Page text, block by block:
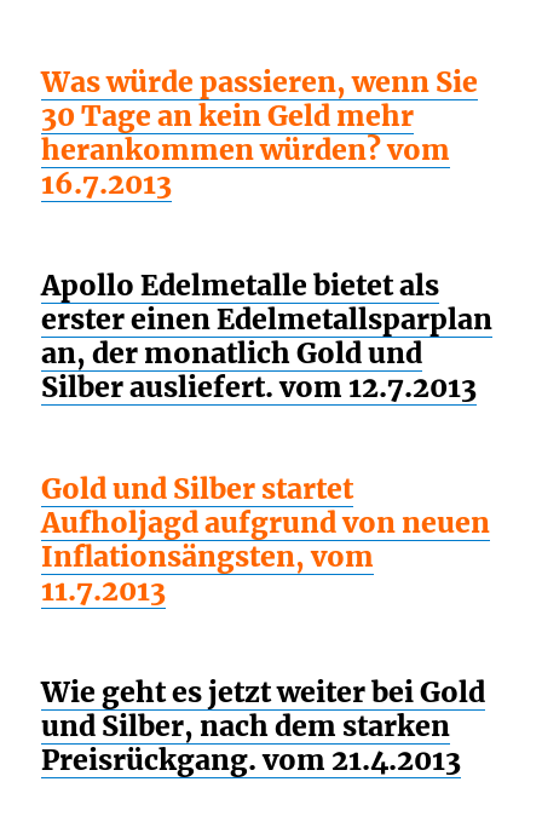
Was würde passieren, wenn Sie
30 Tage an kein Geld mehr
herankommen würden? vom
16.7.2013
Apollo Edelmetalle bietet als
erster einen Edelmetallsparplan
an, der monatlich Gold und
Silber ausliefert. vom 12.7.2013
Gold und Silber startet
Aufholjagd aufgrund von neuen
Inflationsängsten, vom
11.7.2013
Wie geht es jetzt weiter bei Gold
und Silber, nach dem starken
Preisrückgang. vom 21.4.2013